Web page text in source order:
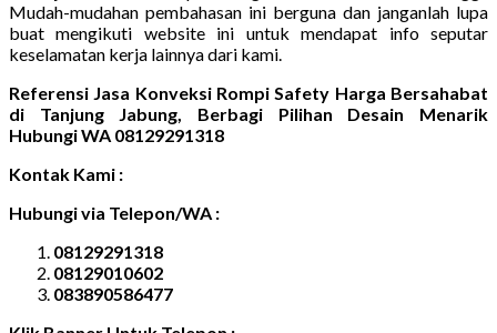
Mudah-mudahan pembahasan ini berguna dan janganlah lupa
buat mengikuti website ini untuk mendapat info seputar
keselamatan kerja lainnya dari kami.
Referensi Jasa Konveksi Rompi Safety Harga Bersahabat
di Tanjung Jabung, Berbagi Pilihan Desain Menarik
Hubungi WA 08129291318
Kontak Kami :
Hubungi via Telepon/WA :
08129291318
08129010602
083890586477